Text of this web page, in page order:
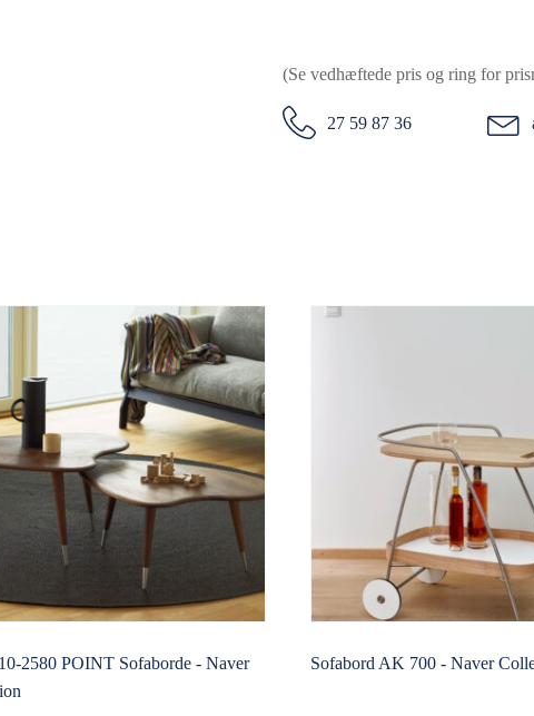
(Se vedhæftede pris og ring for
27 59 87 36
2580 POINT Sofaborde - Naver
Sofabord AK 700 - Naver